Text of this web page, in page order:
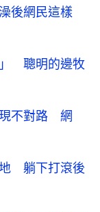
後網民這樣
」 聰明的邊牧
現不對路 網
地 躺下打滾後